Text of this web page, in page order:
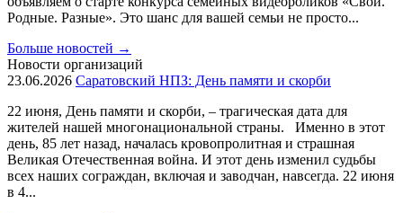
Родные. Разные». Это шанс для вашей семьи не просто...
Больше новостей →
Новости организаций
23.06.2026 Саратовский НПЗ: День памяти и скорби
22 июня, День памяти и скорби, – трагическая дата для
жителей нашей многонациональной страны. Именно в этот
день, 85 лет назад, началась кровопролитная и страшная
Великая Отечественная война. И этот день изменил судьбы
всех наших сограждан, включая и заводчан, навсегда. 22 июня
в 4...